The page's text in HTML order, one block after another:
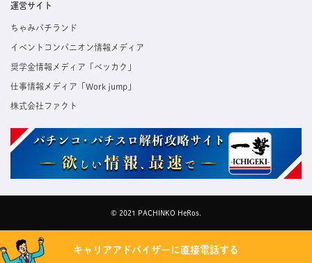
運営サイト
ちゃみパチランド
イベントコンパニオン情報メディア
奨学金情報メディア「ベッカク」
仕事情報メディア「Work jump」
株式会社ファクト
© 2021 PACHINKO HeRos.
キャリアアドバイザーに直接電話する